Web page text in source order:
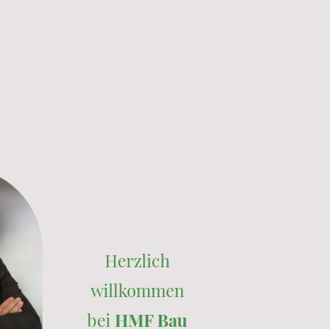
Herzlich
willkommen
bei HMF Bau